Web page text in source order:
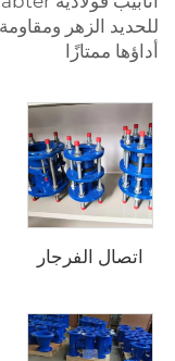
للحديد الزهر
أداؤها ممتازًا
اتصال الفرجار